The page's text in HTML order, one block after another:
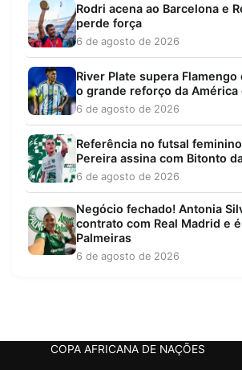
Rodri acena ao Barcelona e
perde força
6 de agosto de 2026
River Plate supera Flamengo
o grande reforço da América
6 de agosto de 2026
Referência no futsal
Pereira assina com Bitonto
6 de agosto de 2026
Negócio fechado! Antonia
contrato com Real Madrid e
Palmeiras
6 de agosto de 2026
COPA AFRICANA DE NAÇÕES